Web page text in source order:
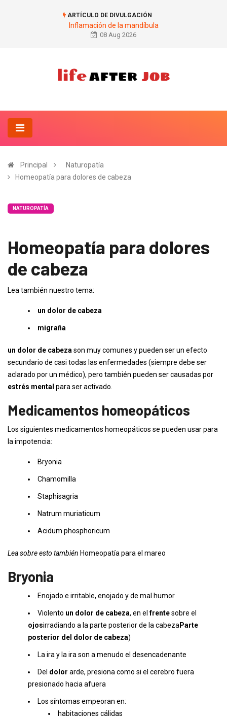
ARTÍCULO DE DIVULGACIÓN
Inflamación de la mandíbula
08 Aug 2026
Principal
Naturopatía
Homeopatía para dolores de cabeza
NATUROPATÍA
Homeopatía para dolores
de cabeza
Lea también nuestro tema:
un dolor de cabeza
migraña
un dolor de cabeza son muy comunes y pueden ser un efecto
secundario de casi todas las enfermedades (siempre debe ser
aclarado por un médico), pero también pueden ser causadas por
estrés mental para ser activado.
Medicamentos homeopáticos
Los siguientes medicamentos homeopáticos se pueden usar para
la impotencia:
Bryonia
Chamomilla
Staphisagria
Natrum muriaticum
Acidum phosphoricum
Lea sobre esto también Homeopatía para el mareo
Bryonia
Enojado e irritable, enojado y de mal humor
Violento un dolor de cabeza, en elfrentesobre el
ojosirradiando a la parte posterior de la cabeza Parte
posterior del dolor de cabeza)
La ira y la ira son a menudo el desencadenante
Del dolor arde, presiona como si el cerebro fuera
presionado hacia afuera
Los síntomas empeoran en:
habitaciones cálidas